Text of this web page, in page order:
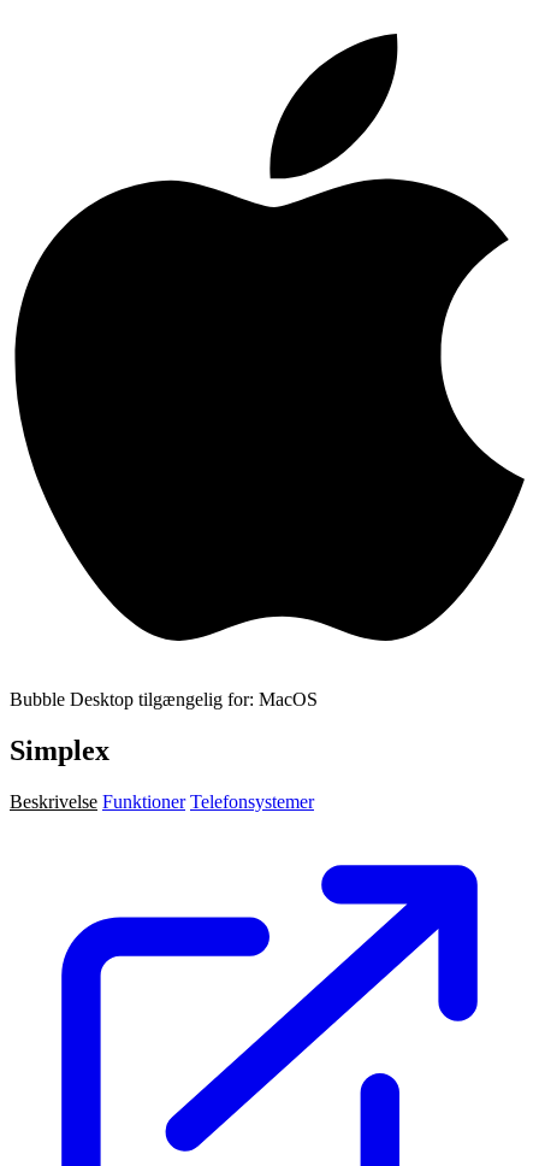
Bubble Desktop tilgængelig for: MacOS
Simplex
Beskrivelse Funktioner Telefonsystemer